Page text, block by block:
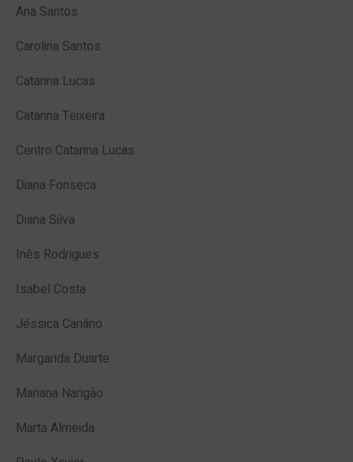
Ana Santos
Carolina Santos
Catarina Lucas
Catarina Teixeira
Centro Catarina Lucas
Diana Fonseca
Diana Silva
Inês Rodrigues
Isabel Costa
Jéssica Canário
Margarida Duarte
Mariana Narigão
Marta Almeida